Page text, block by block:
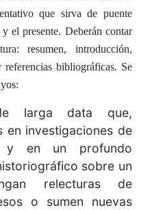
que sirva de puente
el presente. Deberán contar
resumen, introducción,
bibliográficas. Se
larga data que,
en investigaciones de
y en un profundo
sobre un
relecturas de
o sumen nuevas